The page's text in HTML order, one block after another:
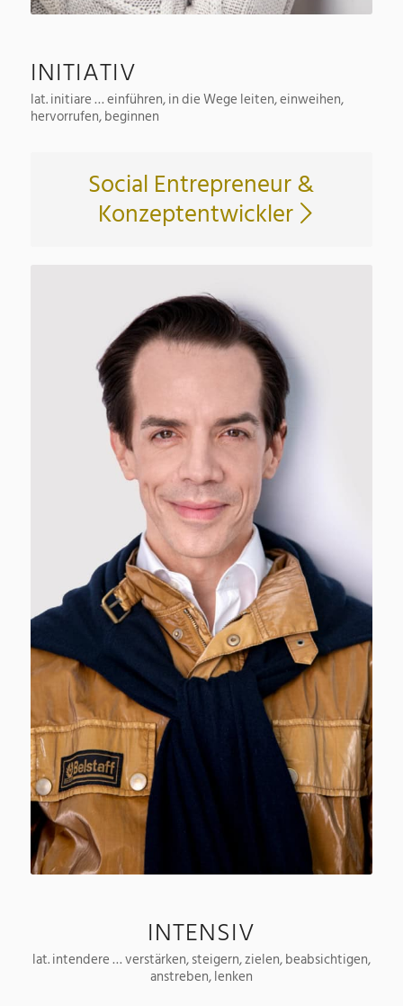
INITIATIV
lat. initiare … einführen, in die Wege leiten, einweihen,
hervorrufen, beginnen
Social Entrepreneur &
Konzeptentwickler
INTENSIV
lat. intendere … verstärken, steigern, zielen, beabsichtigen,
anstreben, lenken